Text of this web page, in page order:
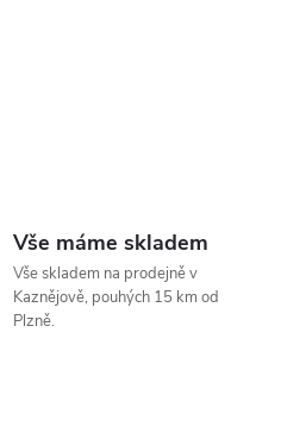
Vše máme skladem
Vše skladem na prodejně v
Kaznějově, pouhých 15 km od
Plzně.